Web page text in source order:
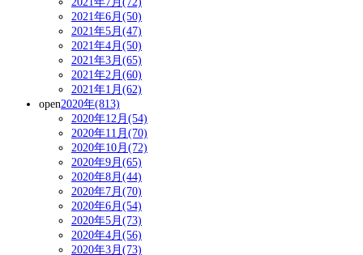
2021年6月(50)
2021年5月(47)
2021年4月(50)
2021年3月(65)
2021年2月(60)
2021年1月(62)
open2020年(813)
2020年12月(54)
2020年11月(70)
2020年10月(72)
2020年9月(65)
2020年8月(44)
2020年7月(70)
2020年6月(54)
2020年5月(73)
2020年4月(56)
2020年3月(73)